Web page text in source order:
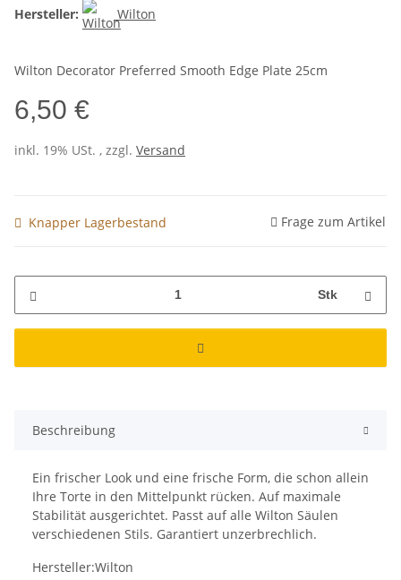
Hersteller:
Wilton
Wilton Decorator Preferred Smooth Edge Plate 25cm
6,50 €
inkl. 19% USt. , zzgl. Versand
Knapper Lagerbestand Frage zum Artikel
Stk
Beschreibung
Ein frischer Look und eine frische Form, die schon allein
Ihre Torte in den Mittelpunkt rücken. Auf maximale
Stabilität ausgerichtet. Passt auf alle Wilton Säulen
verschiedenen Stils. Garantiert unzerbrechlich.
Hersteller:Wilton